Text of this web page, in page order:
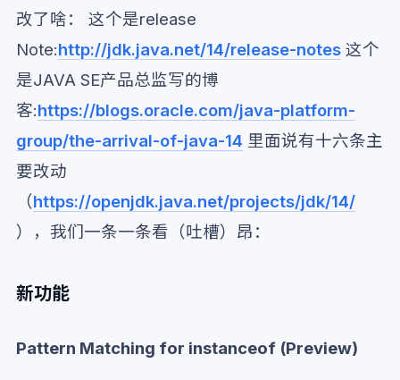
改了啥： 这个是release
Note:http://jdk.java.net/14/release-notes 这个
是JAVA SE产品总监写的博
客:https://blogs.oracle.com/java-platform-
group/the-arrival-of-java-14 里面说有十六条主
要改动
（https://openjdk.java.net/projects/jdk/14/
），我们一条一条看（吐槽）昂：
新功能
Pattern Matching for instanceof (Preview)